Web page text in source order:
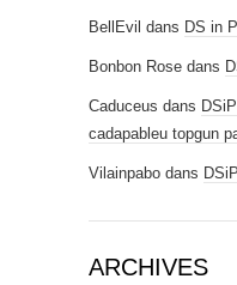
BellEvil dans DS in
Bonbon Rose dans
Caduceus dans
cadapableu topgun
Vilainpabo dans
ARCHIVES